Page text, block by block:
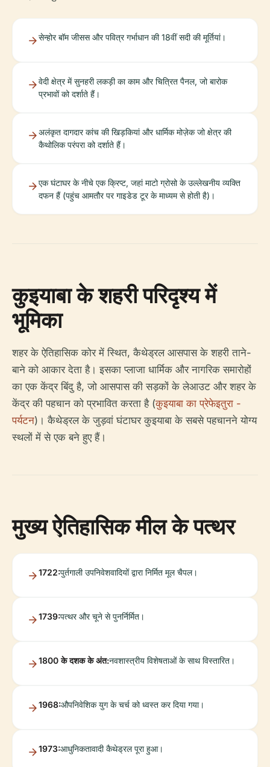
सेन्होर बॉम जीसस और पवित्र गर्भाधान की 18वीं सदी की मूर्तियां।
वेदी क्षेत्र में सुनहरी लकड़ी का काम और चित्रित पैनल, जो बारोक
प्रभावों को दर्शाते हैं।
अलंकृत दागदार कांच की खिड़कियां और धार्मिक मोज़ेक जो क्षेत्र की
कैथोलिक परंपरा को दर्शाते हैं।
एक घंटाघर के नीचे एक क्रिप्ट, जहां माटो ग्रोसो के उल्लेखनीय व्यक्ति
दफन हैं (पहुंच आमतौर पर गाइडेड टूर के माध्यम से होती है)।
कुइयाबा के शहरी परिदृश्य में
भूमिका
शहर के ऐतिहासिक कोर में स्थित, कैथेड्रल आसपास के शहरी ताने-
बाने को आकार देता है। इसका प्लाजा धार्मिक और नागरिक समारोहों
का एक केंद्र बिंदु है, जो आसपास की सड़कों के लेआउट और शहर के
केंद्र की पहचान को प्रभावित करता है (कुइयाबा का प्रेफेइतुरा -
पर्यटन)। कैथेड्रल के जुड़वां घंटाघर कुइयाबा के सबसे पहचानने योग्य
स्थलों में से एक बने हुए हैं।
मुख्य ऐतिहासिक मील के पत्थर
1722:पुर्तगाली उपनिवेशवादियों द्वारा निर्मित मूल चैपल।
1739:पत्थर और चूने से पुनर्निर्मित।
1800 के दशक के अंत:नवशास्त्रीय विशेषताओं के साथ विस्तारित।
1968:औपनिवेशिक युग के चर्च को ध्वस्त कर दिया गया।
1973:आधुनिकतावादी कैथेड्रल पूरा हुआ।